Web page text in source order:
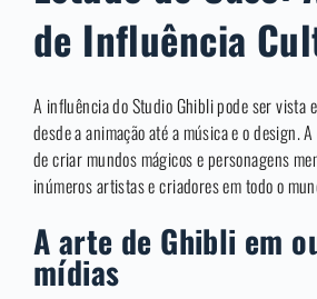
de Influência
A influência do Studio Ghibli pode ser vista
desde a animação até a música e o design.
de criar mundos mágicos e personagens
inúmeros artistas e criadores em todo o
A arte de Ghibli em
mídias